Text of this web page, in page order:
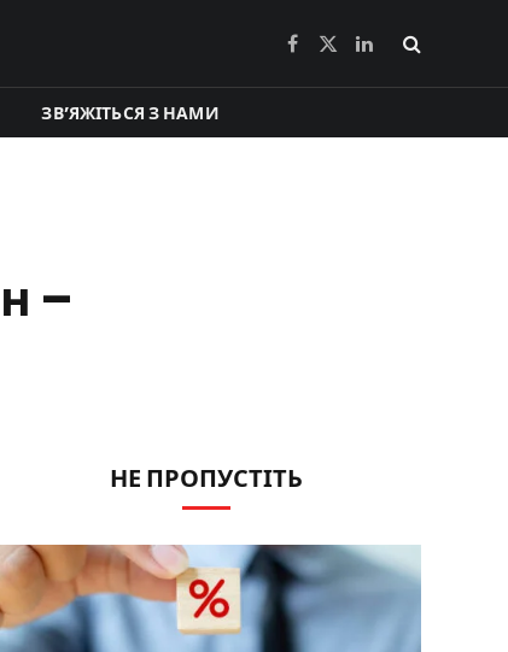
Facebook
X
LinkedIn
ЗВ’ЯЖІТЬСЯ З НАМИ
–
НЕ ПРОПУСТІТЬ